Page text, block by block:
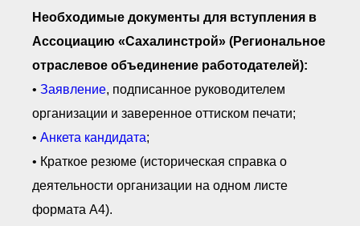
Ассоциации,
осуществляющих
строительный контроль
объединения
● Реестр членов
Застройщиков
заказчиков
Ассоциации с правом
Необходимые документы для вступления в
Ассоциацию «Сахалинстрой» (Региональное
отраслевое объединение работодателей):
• Заявление, подписанное руководителем
организации и заверенное оттиском печати;
• Анкета кандидата;
• Краткое резюме (историческая справка о
деятельности организации на одном листе
формата А4).